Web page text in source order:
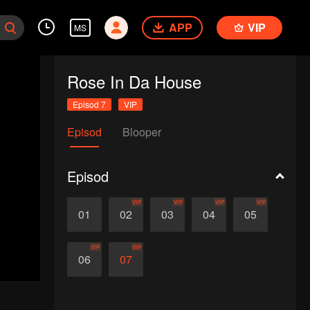
MS APP VIP
Rose In Da House
Episod 7 VIP
Episod Blooper
Episod
01 02
VIP
03
VIP
04
VIP
05
VIP
06
VIP
07
VIP